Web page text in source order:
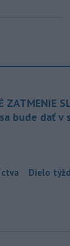
ZATMENIE
bude dať v
Dielo